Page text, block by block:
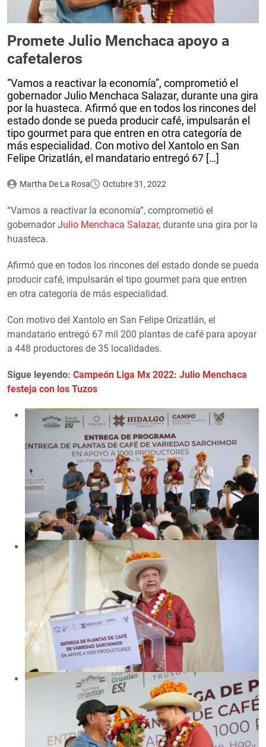
Promete Julio Menchaca apoyo a
cafetaleros
“Vamos a reactivar la economía”, comprometió el
gobernador Julio Menchaca Salazar, durante una gira
por la huasteca. Afirmó que en todos los rincones del
estado donde se pueda producir café, impulsarán el
tipo gourmet para que entren en otra categoría de
más especialidad. Con motivo del Xantolo en San
Felipe Orizatlán, el mandatario entregó 67 […]
Martha De La Rosa Octubre 31, 2022
“Vamos a reactivar la economía”, comprometió el
gobernadorJulio Menchaca Salazar, durante una gira por la
huasteca.
Afirmó que en todos los rincones del estado donde se pueda
producir café, impulsarán el tipo gourmet para que entren
en otra categoría de más especialidad.
Con motivo del Xantolo en San Felipe Orizatlán, el
mandatario entregó 67 mil 200 plantas de café para apoyar
a 448 productores de 35 localidades.
Sigue leyendo: Campeón Liga Mx 2022: Julio Menchaca
festeja con los Tuzos